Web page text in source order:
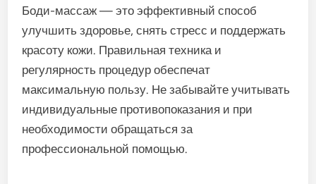
Боди-массаж — это эффективный способ
улучшить здоровье, снять стресс и поддержать
красоту кожи. Правильная техника и
регулярность процедур обеспечат
максимальную пользу. Не забывайте учитывать
индивидуальные противопоказания и при
необходимости обращаться за
профессиональной помощью.